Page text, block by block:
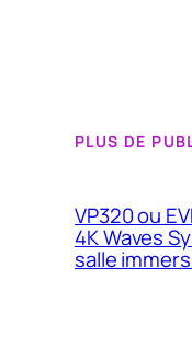
PLUS DE
VP320 ou
4K Waves
salle